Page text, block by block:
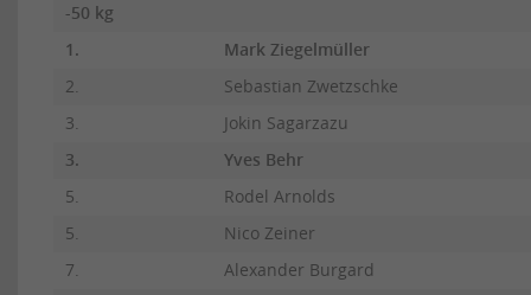
-50 kg
1.
Mark Ziegelmüller
2.
Sebastian Zwetzschke
3.
Jokin Sagarzazu
3.
Yves Behr
5.
Rodel Arnolds
5.
Nico Zeiner
7.
Alexander Burgard